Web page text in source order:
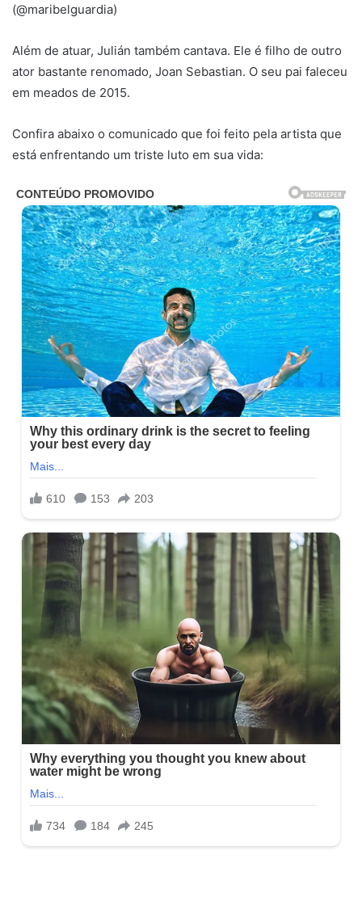
(@maribelguardia)
Além de atuar, Julián também cantava. Ele é filho de outro
ator bastante renomado, Joan Sebastian. O seu pai faleceu
em meados de 2015.
Confira abaixo o comunicado que foi feito pela artista que
está enfrentando um triste luto em sua vida: